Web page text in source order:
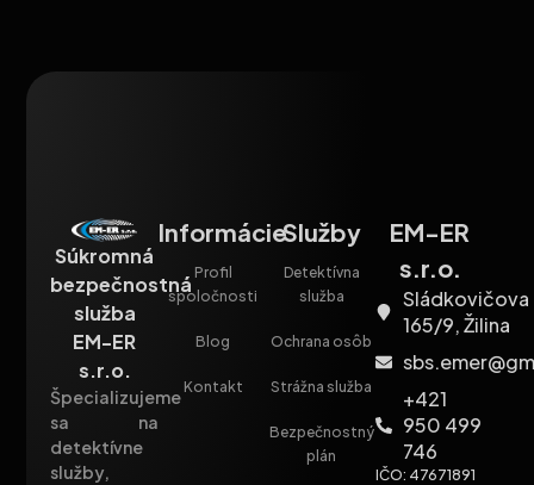
Súkromná
bezpečnostná
služba
EM-ER
s.r.o.
Špecializujeme
sa na
detektívne
služby,
Informácie
Profil
spoločnosti
Blog
Kontakt
Služby
Detektívna
služba
Ochrana osôb
Strážna služba
Bezpečnostný
plán
EM-ER
s.r.o.
Sládkovičova
165/9, Žilina
+421
950 499
746
IČO: 47671891